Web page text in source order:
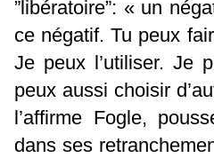
”libératoire”: « un
ce négatif. Tu peux
Je peux l’utiliser. Je
peux aussi choisir
l’affirme Fogle,
dans ses